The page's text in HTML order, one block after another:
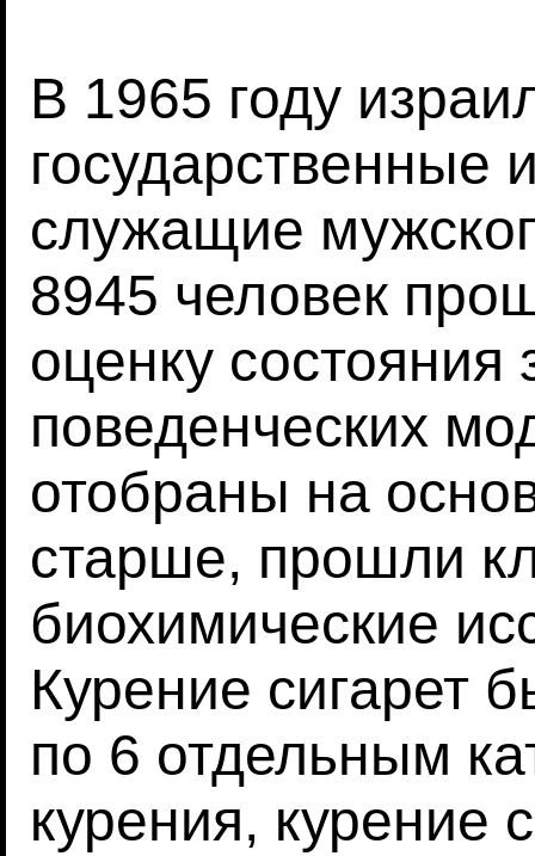
В 1965 году
государственные
служащие
8945 человек
оценку состояния
поведенческих
отобраны на
старше, прошли
биохимические
Курение сигарет
по 6 отдельным
курения, курение